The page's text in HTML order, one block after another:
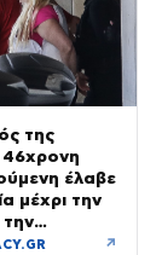
της
έλαβε
μέχρι την
την
της
↗